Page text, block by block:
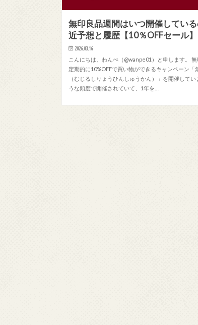
無印良品週間はいつ開催してい
近予想と履歴【10％OFFセール】
2026.03.16
こんにちは、わんぺ（@wanpe01）と申します。 無
定期的に10%OFFで買い物ができるキャンペーン「
（むじるしりょうひんしゅうかん）」を開催してい
うな頻度で開催されていて、1年を…